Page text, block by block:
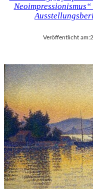
Veröffentlicht am: